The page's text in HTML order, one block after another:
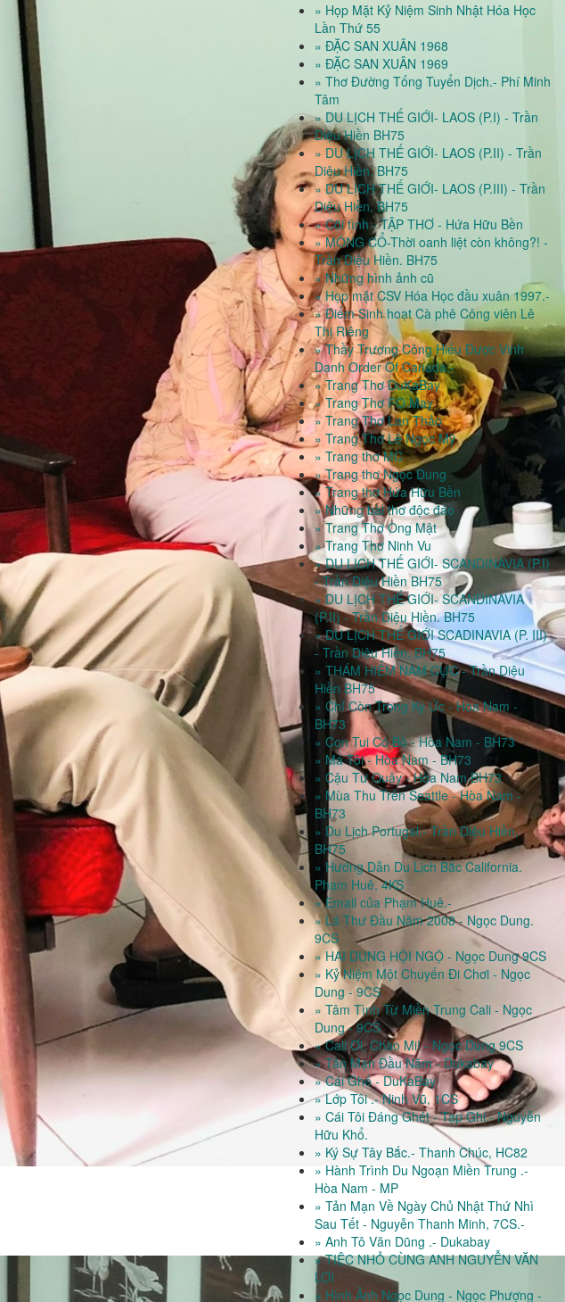
» Họp Mặt Kỷ Niệm Sinh Nhật Hóa Học
Lần Thứ 55
» ĐẶC SAN XUÂN 1968
» ĐẶC SAN XUÂN 1969
» Thơ Đường Tống Tuyển Dịch.- Phí Minh
Tâm
» DU LỊCH THẾ GIỚI- LAOS (P.I) - Trần
Diệu Hiền BH75
» DU LỊCH THẾ GIỚI- LAOS (P.II) - Trần
Diệu Hiền. BH75
» DU LỊCH THẾ GIỚI- LAOS (P.III) - Trần
Diệu Hiền. BH75
» Cõi tình - TẬP THƠ - Hứa Hữu Bền
» MÔNG CỔ-Thời oanh liệt còn không?! -
Trần Diệu Hiền. BH75
» Những hình ảnh cũ
» Họp mặt CSV Hóa Học đầu xuân 1997.-
» Điểm Sinh hoạt Cà phê Công viên Lê
Thị Riêng
» Thầy Trương Công Hiếu Được Vinh
Danh Order Of Canada.-
» Trang Thơ DuKaBay
» Trang Thơ FO May
» Trang Thơ Lan Thảo
» Trang Thơ Lê Ngọc Mỹ
» Trang thơ MC
» Trang thơ Ngọc Dung
» Trang thơ Hứa Hữu Bền
» Những bài thơ độc đáo
» Trang Thơ Ong Mật
» Trang Thơ Ninh Vu
» DU LỊCH THẾ GIỚI- SCANDINAVIA (P.I)
- Trần Diệu Hiền BH75
» DU LỊCH THẾ GIỚI- SCANDINAVIA
(P.II) - Trần Diệu Hiền. BH75
» DU LỊCH THẾ GIỚI SCADINAVIA (P. III)
- Trần Diệu Hiền. BH75
» THÁM HIỂM NAM CỰC - Trần Diệu
Hiền BH75
» Chỉ Còn Trong Ký Ức - Hòa Nam -
BH73
» Con Tui Có Bồ - Hòa Nam - BH73
» Má Tôi - Hòa Nam - BH73
» Cậu Tư Quậy - Hòa Nam BH73
» Mùa Thu Trên Seattle - Hòa Nam -
BH73
» Du Lịch Portugal.- Trần Diệu Hiền,
BH75
» Hướng Dẫn Du Lịch Bắc California.
Phạm Huê, 4KS
» Email của Phạm Huê.-
» Lá Thư Đầu Năm 2008 - Ngọc Dung.
9CS
» HAI DUNG HỘI NGỘ - Ngọc Dung 9CS
» Kỷ Niệm Một Chuyến Đi Chơi - Ngọc
Dung - 9CS
» Tâm Tình Từ Miền Trung Cali - Ngọc
Dung - 9CS
» Cali Ơi, Chào Mi! - Ngọc Dung 9CS
» Tản Mạn Đầu Năm - Dukabay
» Cái Ghế - DuKaBay
» Lớp Tôi .- Ninh Vũ, 1CS
» Cái Tôi Đáng Ghét - Tạp Ghi.- Nguyễn
Hữu Khổ.
» Ký Sự Tây Bắc.- Thanh Chúc, HC82
» Hành Trình Du Ngoạn Miền Trung .-
Hòa Nam - MP
» Tản Mạn Về Ngày Chủ Nhật Thứ Nhì
Sau Tết - Nguyễn Thanh Minh, 7CS.-
» Anh Tô Văn Dũng .- Dukabay
» TIỆC NHỎ CÙNG ANH NGUYỄN VĂN
LỢI
» Hình Ảnh Ngọc Dung - Ngọc Phượng -